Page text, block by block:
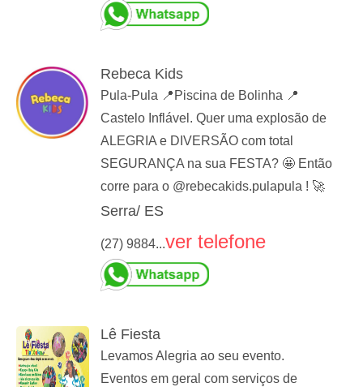
Rebeca Kids
Pula-Pula 📍Piscina de Bolinha 📍
Castelo Inflável. Quer uma explosão de
ALEGRIA e DIVERSÃO com total
SEGURANÇA na sua FESTA? 🤩 Então
corre para o @rebecakids.pulapula ! 🚀
Serra/ ES
(27) 9884...ver telefone
Lê Fiesta
Levamos Alegria ao seu evento.
Eventos em geral com serviços de